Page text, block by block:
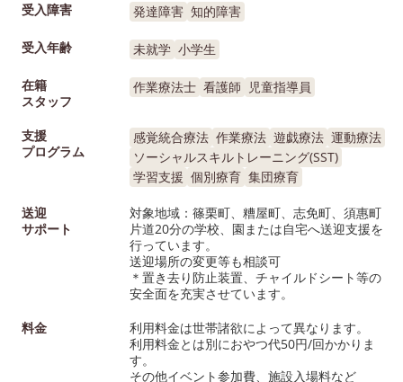
受入障害
発達障害 知的障害
受入年齢 未就学 小学生
在籍
スタッフ
作業療法士 看護師 児童指導員
支援
プログラム
感覚統合療法 作業療法 遊戯療法 運動療法
ソーシャルスキルトレーニング(SST)
学習支援 個別療育 集団療育
送迎
サポート
対象地域：篠栗町、糟屋町、志免町、須惠町
片道20分の学校、園または自宅へ送迎支援を
行っています。
送迎場所の変更等も相談可
＊置き去り防止装置、チャイルドシート等の
安全面を充実させています。
料金
利用料金は世帯諸欲によって異なります。
利用料金とは別におやつ代50円/回かかりま
す。
その他イベント参加費、施設入場料など